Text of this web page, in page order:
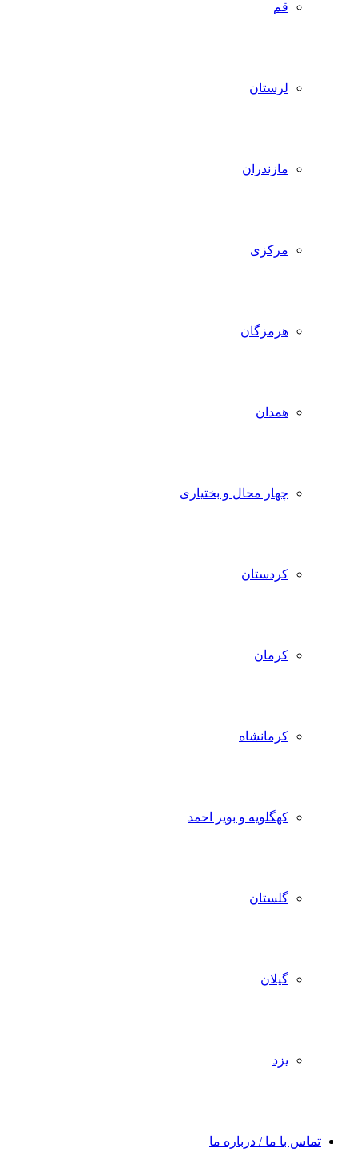
قم
لرستان
مازندران
مرکزی
هرمزگان
همدان
چهار محال و بختیاری
کردستان
کرمان
کرمانشاه
کهگلویه و بویر احمد
گلستان
گیلان
یزد
تماس با ما / درباره ما